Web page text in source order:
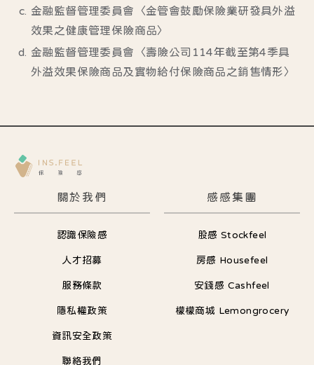
金融監督管理委員會〈金管會鼓勵保險業研發具外溢
效果之健康管理保險商品〉
金融監督管理委員會〈壽險公司114年截至第4季具
外溢效果保險商品及實物給付保險商品之銷售情形〉
關於我們
認識保險感
人才招募
服務條款
隱私權政策
資訊安全政策
聯絡我們
感感集團
股感 Stockfeel
房感 Housefeel
安錢感 Cashfeel
檬檬商城 Lemongrocery